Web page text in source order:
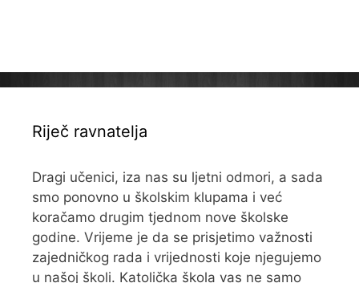
Riječ ravnatelja
Dragi učenici, iza nas su ljetni odmori, a sada
smo ponovno u školskim klupama i već
koračamo drugim tjednom nove školske
godine. Vrijeme je da se prisjetimo važnosti
zajedničkog rada i vrijednosti koje njegujemo
u našoj školi. Katolička škola vas ne samo